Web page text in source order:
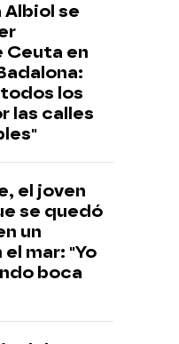
Albiol se
Ceuta en
los
las calles
el joven
se quedó
un
mar: "Yo
boca